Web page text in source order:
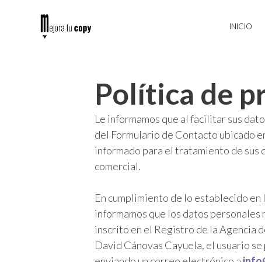
INICIO
Política de
Le informamos que al facilitar sus
del Formulario de Contacto ubicado
informado para el tratamiento de sus
comercial.
En cumplimiento de lo establecido
informamos que los datos
inscrito en el Registro de la Agencia
David Cánovas Cayuela, el usuario